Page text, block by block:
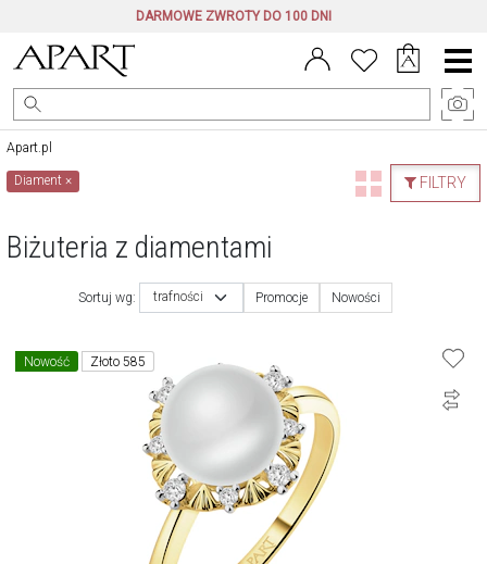
DARMOWE ZWROTY DO 100 DNI
Menu
główne
Apart.pl
FILTRY
Diament×
Biżuteria z diamentami
Sortuj wg: trafności Promocje Nowości
Nowość Złoto 585